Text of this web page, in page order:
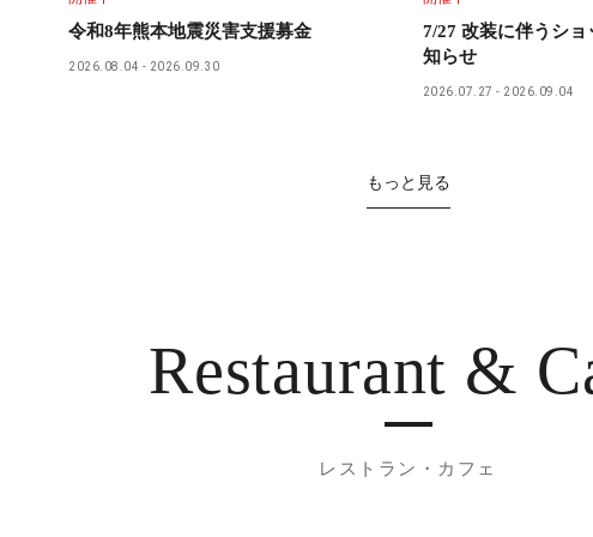
令和8年熊本地震災害支援募金
2026.08.04 2026.09.30
7/27 改装に伴うシ
知らせ
2026.07.27 2026.09.04
もっと見る
Restaurant &
レストラン・カフェ